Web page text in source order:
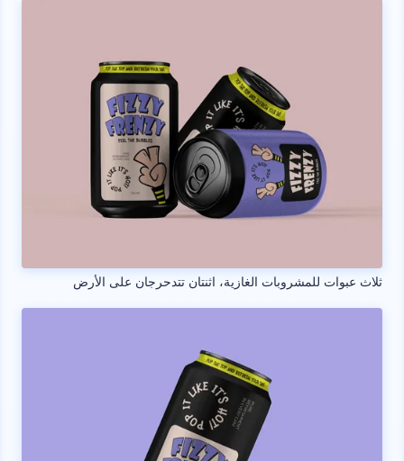
ثلاث عبوات للمشروبات الغازية، اثنتان تتدحرجان على الأرض